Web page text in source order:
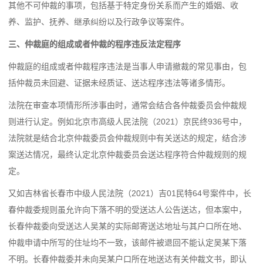
其他不可仲裁的事项，包括基于特定身份关系而产生的婚姻、收
养、监护、抚养、继承纠纷以及行政争议等案件。
三、仲裁庭的组成或者仲裁的程序违反法定程序
仲裁庭的组成或者仲裁程序违法是当事人申请撤裁的常见事由，包
括仲裁员未回避、证据未经质证、送达程序违法等诸多情形。
法院在审查本项情形所涉事由时，通常会结合各仲裁委员会仲裁规
则进行认定。例如北京市高级人民法院（2021）京民终936号中，
法院就是结合北京仲裁委员会仲裁规则中有关送达的规定，结合涉
案送达情况，最终认定北京仲裁委员会送达程序符合仲裁规则的规
定。
又如吉林省长春市中级人民法院（2021）吉01民特64号案件中，长
春仲裁委规则虽允许向下落不明的受送达人公告送达，但本案中，
长春仲裁委向受送达人吴某的实际邮寄送达地址与其户口所在地、
仲裁申请中所写的住址均不一致，该邮件被退回不能认定吴某下落
不明。长春仲裁委并未向吴某户口所在地送达有关仲裁文书，即认